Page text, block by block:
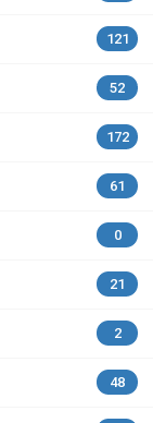
121
52
172
61
0
21
2
48